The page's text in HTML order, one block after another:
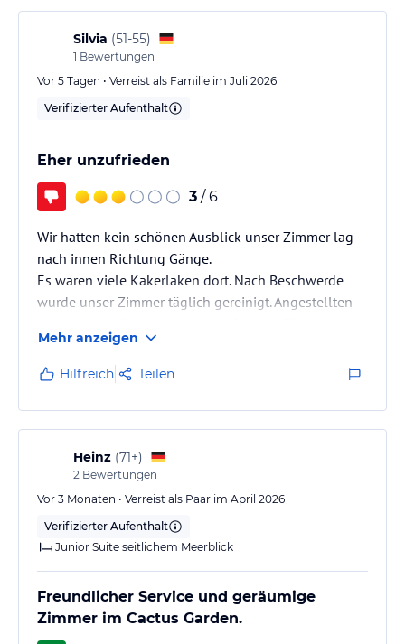
- Kreditkarten (VISA, MasterCard, Maestro)
- kostenloses WLAN (im ganzen Hotel)
- Autovermietung ($)
Hinweis: Allgemeine und unverbindliche
Hoteliers-/Veranstalter-/Kataloginformationen. Alle Angaben
lies vor der Buchung die verbindlichen
jeweiligen Veranstalters.
Silvia (51-55)
1 Bewertungen
Vor 5 Tagen • Verreist als Familie im Juli 2026
Verifizierter Aufenthalt
Eher unzufrieden
3 / 6
Wir hatten kein schönen Ausblick unser Zimmer lag
nach innen Richtung Gänge.
Es waren viele Kakerlaken dort. Nach Beschwerde
wurde unser Zimmer täglich gereinigt. Angestellten
schön eingerichtet. Wenn keine hohen Ansprüche hat
war dieses ok.
Mehr anzeigen
Hilfreich Teilen
Heinz (71+)
2 Bewertungen
Vor 3 Monaten • Verreist als Paar im April 2026
Verifizierter Aufenthalt
Junior Suite seitlichem Meerblick
Freundlicher Service und geräumige
Zimmer im Cactus Garden.